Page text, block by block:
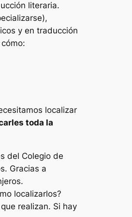
literaria.
y en traducción
cómo:
localizar
toda la
del Colegio de
Gracias a
localizarlos?
realizan. Si hay